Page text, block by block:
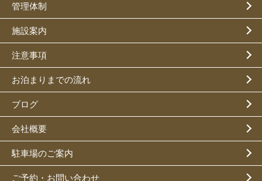
管理体制
施設案内
注意事項
お泊まりまでの流れ
ブログ
会社概要
駐車場のご案内
ご予約・お問い合わせ